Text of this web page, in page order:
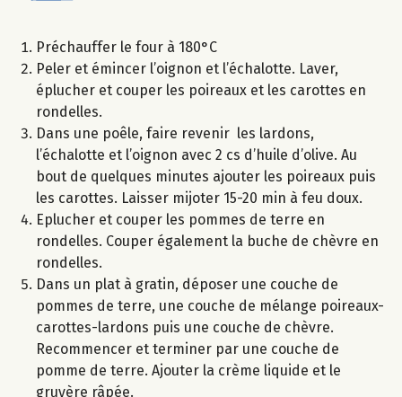
Préchauffer le four à 180°C
Peler et émincer l’oignon et l’échalotte. Laver,
éplucher et couper les poireaux et les carottes en
rondelles.
Dans une poêle, faire revenir les lardons,
l’échalotte et l’oignon avec 2 cs d’huile d’olive. Au
bout de quelques minutes ajouter les poireaux puis
les carottes. Laisser mijoter 15-20 min à feu doux.
Eplucher et couper les pommes de terre en
rondelles. Couper également la buche de chèvre en
rondelles.
Dans un plat à gratin, déposer une couche de
pommes de terre, une couche de mélange poireaux-
carottes-lardons puis une couche de chèvre.
Recommencer et terminer par une couche de
pomme de terre. Ajouter la crème liquide et le
gruyère râpée.